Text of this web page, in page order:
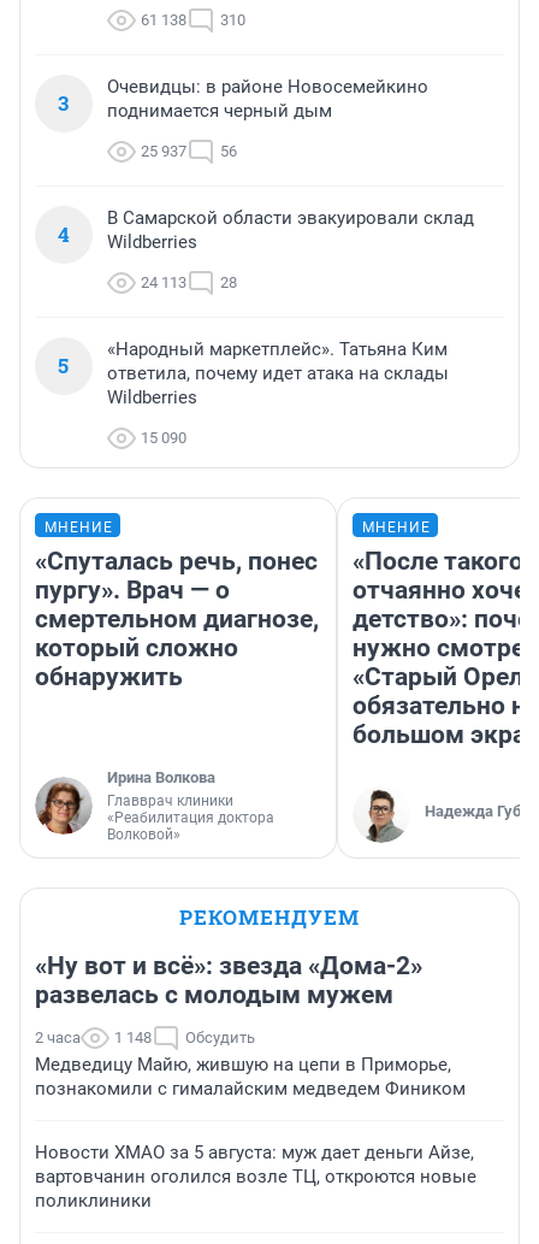
61 138 310
3
Очевидцы: в районе Новосемейкино
поднимается черный дым
25 937 56
4
В Самарской области эвакуировали склад
Wildberries
24 113 28
5
«Народный маркетплейс». Татьяна Ким
ответила, почему идет атака на склады
Wildberries
15 090
МНЕНИЕ
«Спуталась речь, понес
пургу». Врач — о
смертельном диагнозе,
который сложно
обнаружить
Ирина Волкова
Главврач клиники
«Реабилитация доктора
Волковой»
МНЕНИЕ
«После такого
отчаянно
детство»:
нужно
«Старый
обязательно на
большом
Надежда
РЕКОМЕНДУЕМ
«Ну вот и всё»: звезда «Дома-2»
развелась с молодым мужем
2 часа 1 148 Обсудить
Медведицу Майю, жившую на цепи в Приморье,
познакомили с гималайским медведем Фиником
Новости ХМАО за 5 августа: муж дает деньги Айзе,
вартовчанин оголился возле ТЦ, откроются новые
поликлиники